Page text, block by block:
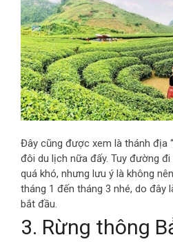
Đây cũng được xem là thánh địa
đôi du lịch nữa đấy. Tuy đường
quá khó, nhưng lưu ý là không
tháng 1 đến tháng 3 nhé, do đây
bắt đầu.
3. Rừng thông